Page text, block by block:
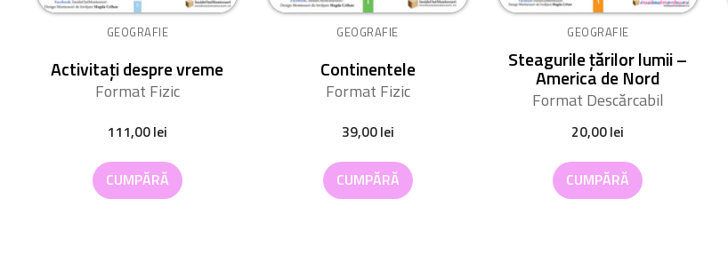
GEOGRAFIE
Activitați despre vreme
Format Fizic
111,00lei
CUMPĂRĂ
GEOGRAFIE
Continentele
Format Fizic
39,00lei
CUMPĂRĂ
GEOGRAFIE
Steagurile țărilor lumii –
America de Nord
Format Descărcabil
20,00lei
CUMPĂRĂ